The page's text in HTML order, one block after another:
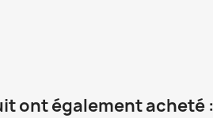
ont également acheté :